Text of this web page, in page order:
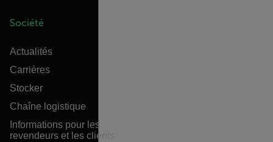
Société
Actualités
Carrières
Stocker
Chaîne logistique
Informations pour les
revendeurs et les clients